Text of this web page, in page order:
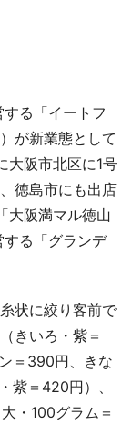
る「イートフ
が新業態として
大阪市北区に1号
徳島市にも出店
大阪満マル徳山
る「グランデ
状に絞り客前で
きいろ・紫＝
＝390円、きな
紫＝420円）、
・100グラム＝